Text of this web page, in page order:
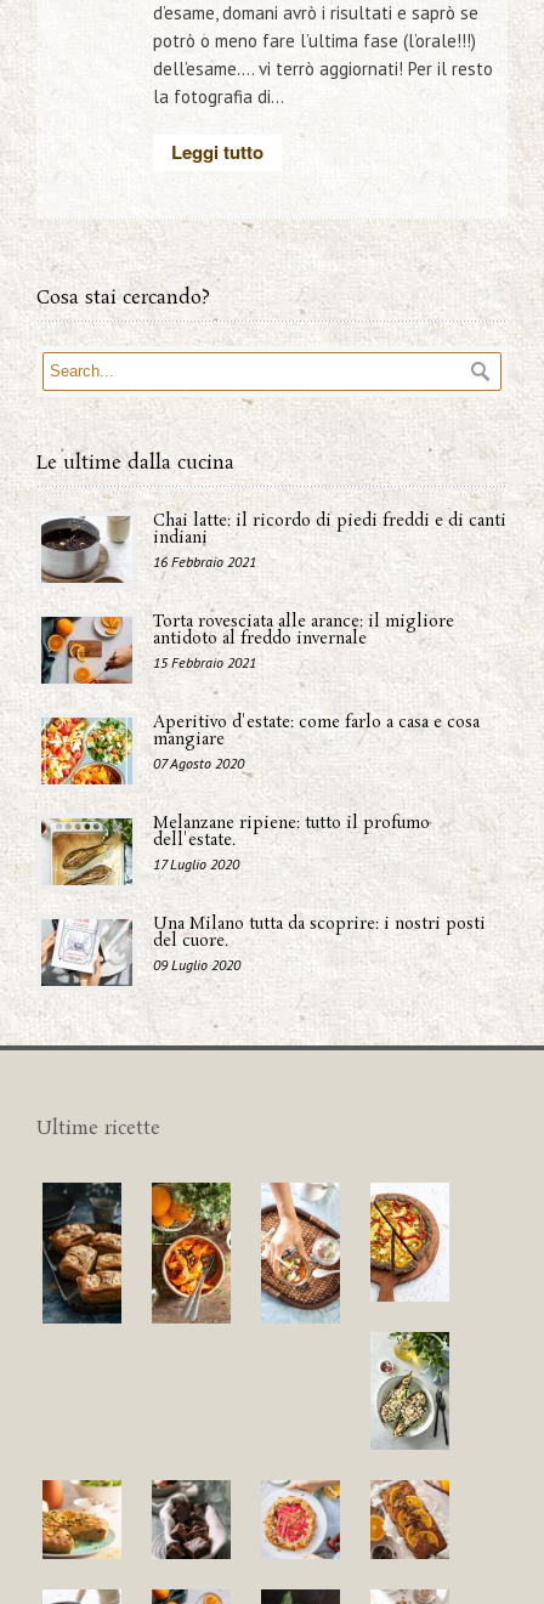
d’esame, domani avrò i risultati e saprò se
potrò o meno fare l’ultima fase (l’orale!!!)
dell’esame…. vi terrò aggiornati! Per il resto
la fotografia di...
Leggi tutto
Cosa stai cercando?
Le ultime dalla cucina
Chai latte: il ricordo di piedi freddi e di canti
indiani
16 Febbraio 2021
Torta rovesciata alle arance: il migliore
antidoto al freddo invernale
15 Febbraio 2021
Aperitivo d'estate: come farlo a casa e cosa
mangiare
07 Agosto 2020
Melanzane ripiene: tutto il profumo
dell'estate.
17 Luglio 2020
Una Milano tutta da scoprire: i nostri posti
del cuore.
09 Luglio 2020
Ultime ricette